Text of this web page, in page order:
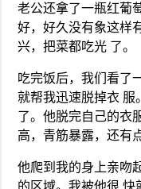
老公还拿了一瓶红葡
好，好久没有象这样
兴，把菜都吃光 了。
吃完饭后，我们看了
就帮我迅速脱掉衣 服
了。他脱完自己的衣
高，青筋暴露，还有
他爬到我的身上亲吻
的区域。我被他很 快